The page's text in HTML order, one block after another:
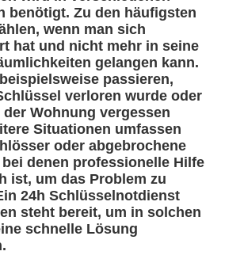
benötigt. Zu den häufigsten
wenn man sich
hat und nicht mehr in seine
gelangen kann.
passieren,
verloren wurde oder
der Wohnung vergessen
Situationen umfassen
oder abgebrochene
denen professionelle Hilfe
ist, um das Problem zu
24h Schlüsselnotdienst
steht bereit, um in solchen
schnelle Lösung